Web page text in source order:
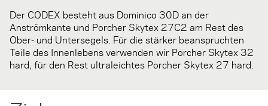
Der CODEX besteht aus Dominico 30D an der
Anströmkante und Porcher Skytex 27C2 am Rest des
Ober- und Untersegels. Für die stärker beanspruchten
Teile des Innenlebens verwenden wir Porcher Skytex 32
hard, für den Rest ultraleichtes Porcher Skytex 27 hard.